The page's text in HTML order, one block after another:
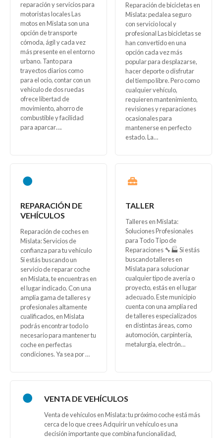
reparación y servicios para
motoristas locales Las
motos en Mislata son una
opción de transporte
cómoda, ágil y cada vez
más presente en el entorno
urbano. Tanto para
trayectos diarios como
para el ocio, contar con un
vehículo de dos ruedas
ofrece libertad de
movimiento, ahorro de
combustible y facilidad
para aparcar….
Reparación de bicicletas en
Mislata: pedalea seguro
con servicio local y
profesional Las bicicletas se
han convertido en una
opción cada vez más
popular para desplazarse,
hacer deporte o disfrutar
del tiempo libre. Pero como
cualquier vehículo,
requieren mantenimiento,
revisiones y reparaciones
ocasionales para
mantenerse en perfecto
estado. La…
REPARACIÓN DE
VEHÍCULOS
Reparación de coches en
Mislata: Servicios de
confianza para tu vehículo
Si estás buscando un
servicio de reparar coche
en Mislata, te encuentras en
el lugar indicado. Con una
amplia gama de talleres y
profesionales altamente
cualificados, en Mislata
podrás encontrar todo lo
necesario para mantener tu
coche en perfectas
condiciones. Ya sea por …
TALLER
Talleres en Mislata:
Soluciones Profesionales
para Todo Tipo de
Reparaciones 🔧🏭 Si estás
buscando talleres en
Mislata para solucionar
cualquier tipo de avería o
proyecto, estás en el lugar
adecuado. Este municipio
cuenta con una amplia red
de talleres especializados
en distintas áreas, como
automoción, carpintería,
metalurgia, electrón…
VENTA DE VEHÍCULOS
Venta de vehículos en Mislata: tu próximo coche está más
cerca de lo que crees Adquirir un vehículo es una
decisión importante que combina funcionalidad,